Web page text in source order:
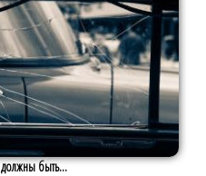
быть...